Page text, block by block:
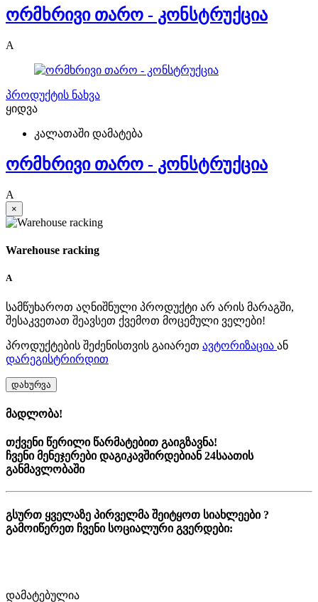
ორმხრივი თარო - კონსტრუქცია
A
პროდუქტის ნახვა
ყიდვა
კალათაში დამატება
ორმხრივი თარო - კონსტრუქცია
A
×
Warehouse racking
A
სამწუხაროთ აღნიშნული პროდუქტი არ არის მარაგში,
შესაკვეთათ შეავსეთ ქვემოთ მოცემული ველები!
პროდუქტების შეძენისთვის გაიარეთ ავტორიზაცია ან
დარეგისტრირდით
დახურვა
მადლობა!
თქვენი წერილი წარმატებით გაიგზავნა!
ჩვენი მენეჯერები დაგიკავშირდებიან 24საათის
განმავლობაში
გსურთ ყველაზე პირველმა შეიტყოთ სიახლეები ?
გამოიწერეთ ჩვენი სოციალური გვერდები:
დამატებულია